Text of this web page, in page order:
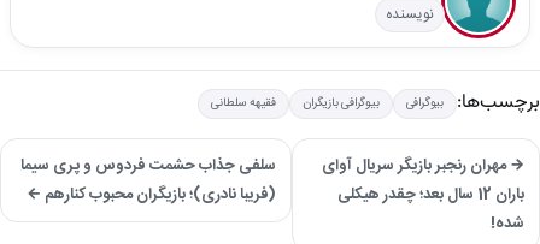
نویسنده
برچسب‌ها: بیوگرافی بیوگرافی بازیگران فقیهه سلطانی
→ مهران رنجبر بازیگر سریال آوای
باران 12 سال بعد؛ چقدر هیکلی
شده!
سلفی جذاب حشمت فردوس و پری سیما
(فریبا نادری)؛ بازیگران محبوب کنارهم ←